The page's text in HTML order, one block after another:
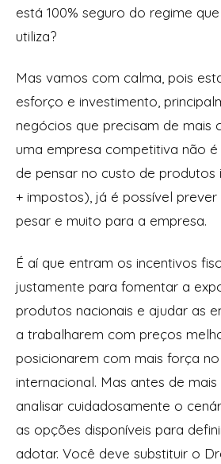
está 100% seguro do regime
utiliza?
Mas vamos com calma, pois
esforço e investimento,
negócios que precisam de mais
uma empresa competitiva não
de pensar no custo de
+ impostos), já é possível
pesar e muito para a empresa.
É aí que entram os incentivos
justamente para fomentar a
produtos nacionais e ajudar as
a trabalharem com preços
posicionarem com mais força
internacional. Mas antes de
analisar cuidadosamente o
as opções disponíveis para
adotar. Você deve substituir o